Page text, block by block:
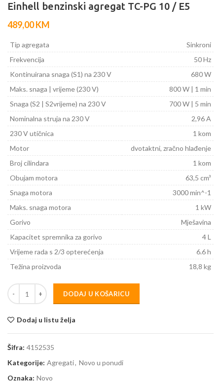
Einhell benzinski agregat TC-PG 10 / E5
489,00KM
Tip agregata
Sinkroni
Frekvencija
50 Hz
Kontinuirana snaga (S1) na 230 V
680 W
Maks. snaga | vrijeme (230 V)
800 W | 1 min
Snaga (S2 | S2vrijeme) na 230 V
700 W | 5 min
Nominalna struja na 230 V
2,96 A
230 V utičnica
1 kom
Motor
dvotaktni, zračno hlađenje
Broj cilindara
1 kom
Obujam motora
63,5 cm³
Snaga motora
3000 min^-1
Maks. snaga motora
1 kW
Gorivo
Mješavina
Kapacitet spremnika za gorivo
4 L
Vrijeme rada s 2/3 opterećenja
6.6 h
Težina proizvoda
18,8 kg
DODAJ U KOŠARICU
Dodaj u listu želja
Šifra: 4152535
Kategorije: Agregati, Novo u ponudi
Oznaka: Novo